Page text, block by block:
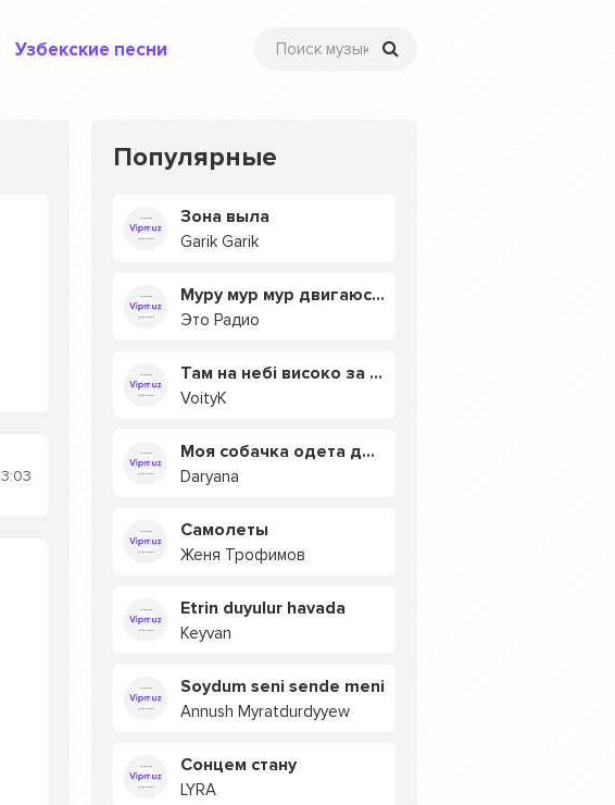
Узбекские песни
3:03
Популярные
Зона выла
Garik Garik
Муру мур мур двигаюсь на мурмулях
Это Радио
Там на небі високо за хмарами
VoityK
Моя собачка одета дороже тебя
Daryana
Самолеты
Женя Трофимов
Etrin duyulur havada
Keyvan
Soydum seni sende meni
Annush Myratdurdyyew
Сонцем стану
LYRA